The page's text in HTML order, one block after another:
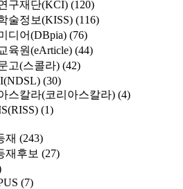
구재단(KCI) (120)
술정보(KISS) (116)
디어(DBpia) (76)
육원(eArticle) (44)
고(스콜라) (42)
(30)
스칼라(코리아스칼라) (4)
(1)
재 (243)
재후보 (27)
(7)